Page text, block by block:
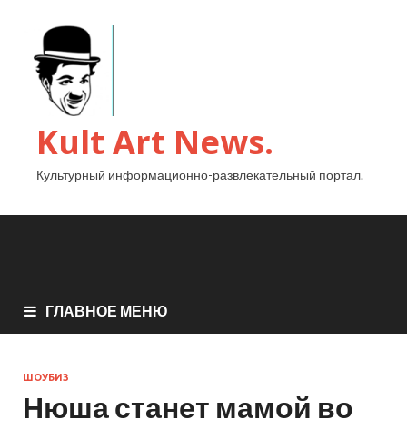
Kult Art News.
Культурный информационно-развлекательный портал.
ГЛАВНОЕ МЕНЮ
ШОУБИЗ
Нюша станет мамой во